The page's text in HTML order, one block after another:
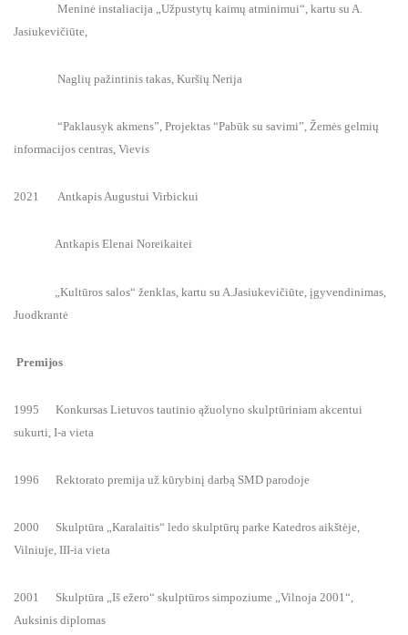
Meninė instaliacija „Užpustytų kaimų atminimui“, kartu su A.
Jasiukevičiūte,
Naglių pažintinis takas, Kuršių Nerija
“Paklausyk akmens”, Projektas “Pabūk su savimi”, Žemės gelmių
informacijos centras, Vievis
2021 Antkapis Augustui Virbickui
Antkapis Elenai Noreikaitei
„Kultūros salos“ ženklas, kartu su A.Jasiukevičiūte, įgyvendinimas,
Juodkrantė
Premijos
1995 Konkursas Lietuvos tautinio ąžuolyno skulptūriniam akcentui
sukurti, I-a vieta
1996 Rektorato premija už kūrybinį darbą SMD parodoje
2000 Skulptūra „Karalaitis“ ledo skulptūrų parke Katedros aikštėje,
Vilniuje, III-ia vieta
2001 Skulptūra „Iš ežero“ skulptūros simpoziume „Vilnoja 2001“,
Auksinis diplomas